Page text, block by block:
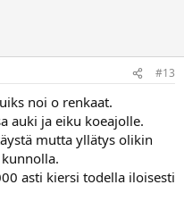
#13
noi o renkaat.
auki ja eiku koeajolle.
mutta yllätys olikin
asti kiersi todella iloisesti